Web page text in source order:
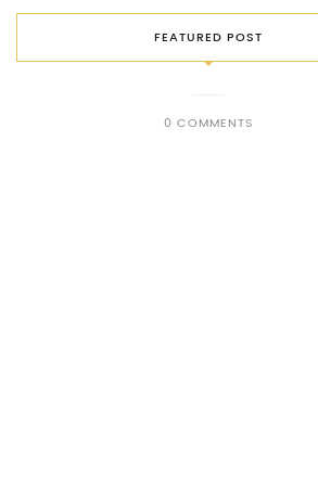
FEATURED POST
0 COMMENTS